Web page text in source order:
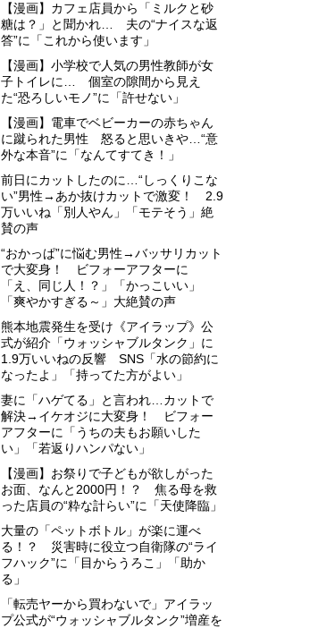
【漫画】カフェ店員から「ミルクと砂
糖は？」と聞かれ… 夫の“ナイスな返
答”に「これから使います」
【漫画】小学校で人気の男性教師が女
子トイレに… 個室の隙間から見え
た“恐ろしいモノ”に「許せない」
【漫画】電車でベビーカーの赤ちゃん
に蹴られた男性 怒ると思いきや…“意
外な本音”に「なんてすてき！」
前日にカットしたのに…“しっくりこな
い”男性→あか抜けカットで激変！ 2.9
万いいね「別人やん」「モテそう」絶
賛の声
“おかっぱ”に悩む男性→バッサリカット
で大変身！ ビフォーアフターに
「え、同じ人！？」「かっこいい」
「爽やかすぎる～」大絶賛の声
熊本地震発生を受け《アイラップ》公
式が紹介「ウォッシャブルタンク」に
1.9万いいねの反響 SNS「水の節約に
なったよ」「持ってた方がよい」
妻に「ハゲてる」と言われ…カットで
解決→イケオジに大変身！ ビフォー
アフターに「うちの夫もお願いした
い」「若返りハンパない」
【漫画】お祭りで子どもが欲しがった
お面、なんと2000円！？ 焦る母を救
った店員の“粋な計らい”に「天使降臨」
大量の「ペットボトル」が楽に運べ
る！？ 災害時に役立つ自衛隊の“ライ
フハック”に「目からうろこ」「助か
る」
「転売ヤーから買わないで」アイラッ
プ公式が“ウォッシャブルタンク”増産を